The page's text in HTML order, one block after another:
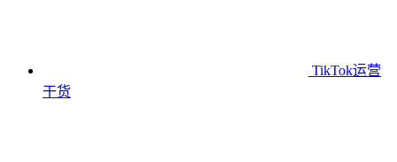
TikTok运营
干货